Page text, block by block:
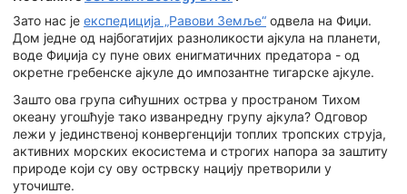
Зато нас је експедиција „Равови Земље“ одвела на Фиџи.
Дом једне од најбогатијих разноликости ајкула на планети,
воде Фиџија су пуне ових енигматичних предатора - од
окретне гребенске ајкуле до импозантне тигарске ајкуле.
Зашто ова група сићушних острва у пространом Тихом
океану угошћује тако изванредну групу ајкула? Одговор
лежи у јединственој конвергенцији топлих тропских струја,
активних морских екосистема и строгих напора за заштиту
природе који су ову острвску нацију претворили у
уточиште.